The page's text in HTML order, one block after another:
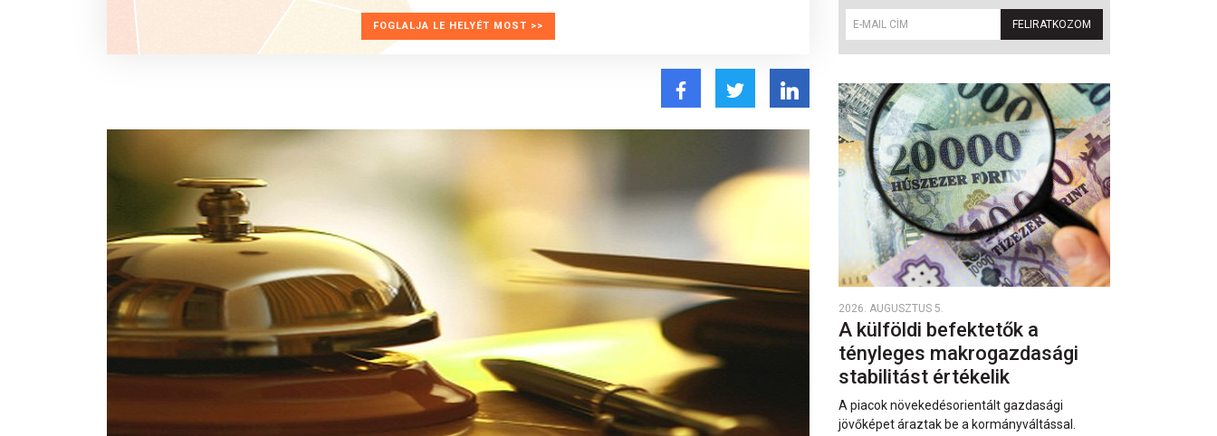
FOGLALJA LE HELYÉT MOST >> FELIRATKOZOM
2026. AUGUSZTUS 5.
A külföldi befektetők a
tényleges makrogazdasági
stabilitást értékelik
A piacok növekedésorientált gazdasági
jövőképet áraztak be a kormányváltással.